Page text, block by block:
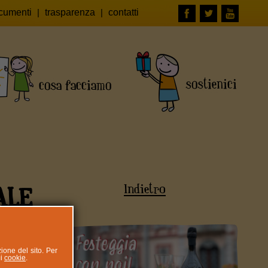
| trasparenza | contatti
Indietro
del sito. Per
cookie